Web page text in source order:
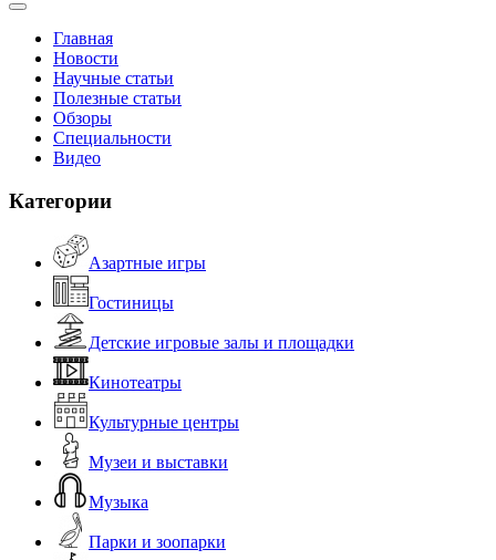
Главная
Новости
Научные статьи
Полезные статьи
Обзоры
Специальности
Видео
Категории
Азартные игры
Гостиницы
Детские игровые залы и площадки
Кинотеатры
Культурные центры
Музеи и выставки
Музыка
Парки и зоопарки